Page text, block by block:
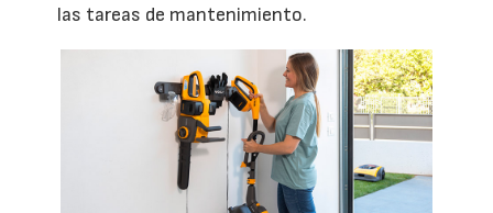
las tareas de mantenimiento.